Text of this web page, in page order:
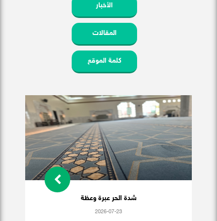
الأخبار
المقالات
كلمة الموقع
شدة الحر عبرة وعظة
2026-07-23